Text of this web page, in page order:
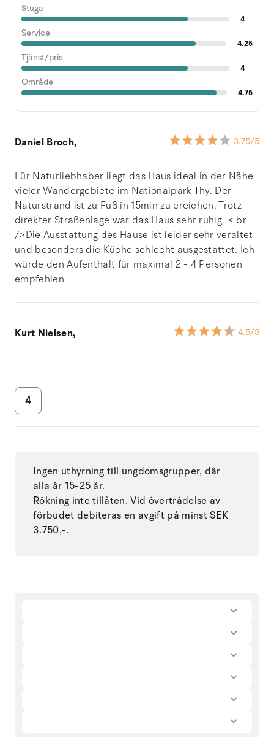
Stuga
4
Service
4.25
Tjänst/pris
4
Område
4.75
Daniel Broch, 3.75/5
Für Naturliebhaber liegt das Haus ideal in der Nähe
vieler Wandergebiete im Nationalpark Thy. Der
Naturstrand ist zu Fuß in 15min zu ereichen. Trotz
direkter Straßenlage war das Haus sehr ruhig. < br
/>Die Ausstattung des Hause ist leider sehr veraltet
und besonders die Küche schlecht ausgestattet. Ich
würde den Aufenthalt für maximal 2 - 4 Personen
empfehlen.
Kurt Nielsen, 4.5/5
4
Ingen uthyrning till ungdomsgrupper, dâr
alla âr 15-25 år.
Rôkning inte tillåten. Vid ôvertrâdelse av
fôrbudet debiteras en avgift på minst SEK
3.750,-.